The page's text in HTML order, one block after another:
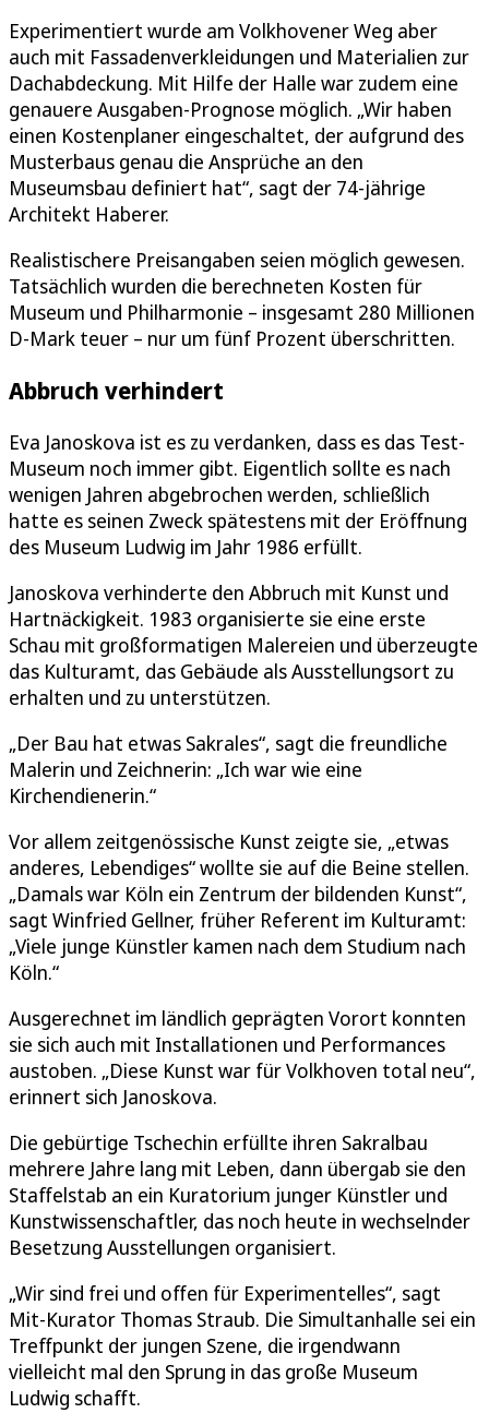
Experimentiert wurde am Volkhovener Weg aber
auch mit Fassadenverkleidungen und Materialien zur
Dachabdeckung. Mit Hilfe der Halle war zudem eine
genauere Ausgaben-Prognose möglich. „Wir haben
einen Kostenplaner eingeschaltet, der aufgrund des
Musterbaus genau die Ansprüche an den
Museumsbau definiert hat“, sagt der 74-jährige
Architekt Haberer.
Realistischere Preisangaben seien möglich gewesen.
Tatsächlich wurden die berechneten Kosten für
Museum und Philharmonie – insgesamt 280 Millionen
D-Mark teuer – nur um fünf Prozent überschritten.
Abbruch verhindert
Eva Janoskova ist es zu verdanken, dass es das Test-
Museum noch immer gibt. Eigentlich sollte es nach
wenigen Jahren abgebrochen werden, schließlich
hatte es seinen Zweck spätestens mit der Eröffnung
des Museum Ludwig im Jahr 1986 erfüllt.
Janoskova verhinderte den Abbruch mit Kunst und
Hartnäckigkeit. 1983 organisierte sie eine erste
Schau mit großformatigen Malereien und überzeugte
das Kulturamt, das Gebäude als Ausstellungsort zu
erhalten und zu unterstützen.
„Der Bau hat etwas Sakrales“, sagt die freundliche
Malerin und Zeichnerin: „Ich war wie eine
Kirchendienerin.“
Vor allem zeitgenössische Kunst zeigte sie, „etwas
anderes, Lebendiges“ wollte sie auf die Beine stellen.
„Damals war Köln ein Zentrum der bildenden Kunst“,
sagt Winfried Gellner, früher Referent im Kulturamt:
„Viele junge Künstler kamen nach dem Studium nach
Köln.“
Ausgerechnet im ländlich geprägten Vorort konnten
sie sich auch mit Installationen und Performances
austoben. „Diese Kunst war für Volkhoven total neu“,
erinnert sich Janoskova.
Die gebürtige Tschechin erfüllte ihren Sakralbau
mehrere Jahre lang mit Leben, dann übergab sie den
Staffelstab an ein Kuratorium junger Künstler und
Kunstwissenschaftler, das noch heute in wechselnder
Besetzung Ausstellungen organisiert.
„Wir sind frei und offen für Experimentelles“, sagt
Mit-Kurator Thomas Straub. Die Simultanhalle sei ein
Treffpunkt der jungen Szene, die irgendwann
vielleicht mal den Sprung in das große Museum
Ludwig schafft.